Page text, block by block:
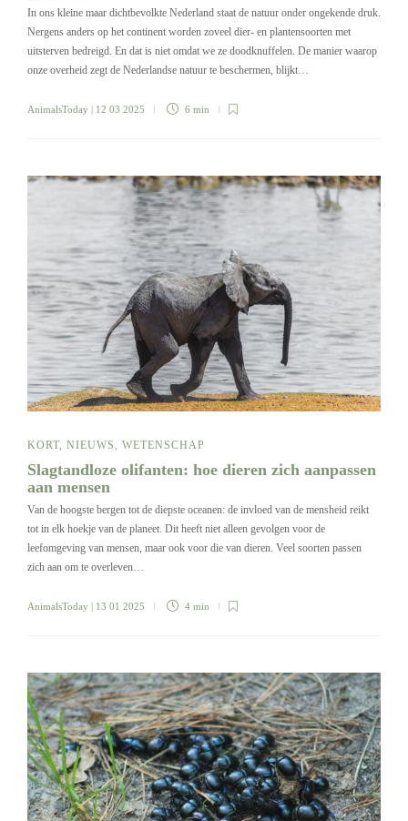
In ons kleine maar dichtbevolkte Nederland staat de natuur onder ongekende druk.
Nergens anders op het continent worden zoveel dier- en plantensoorten met
uitsterven bedreigd. En dat is niet omdat we ze doodknuffelen. De manier waarop
onze overheid zegt de Nederlandse natuur te beschermen, blijkt…
AnimalsToday | 12 03 2025 6 min
KORT NIEUWS WETENSCHAP
Slagtandloze olifanten: hoe dieren zich aanpassen
aan mensen
Van de hoogste bergen tot de diepste oceanen: de invloed van de mensheid reikt
tot in elk hoekje van de planeet. Dit heeft niet alleen gevolgen voor de
leefomgeving van mensen, maar ook voor die van dieren. Veel soorten passen
zich aan om te overleven…
AnimalsToday | 13 01 2025 4 min